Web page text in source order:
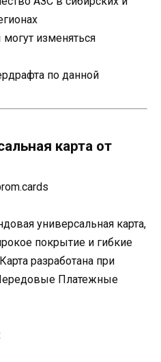
изменяться
по данной
карта от
универсальная карта,
покрытие и гибкие
разработана при
Платежные